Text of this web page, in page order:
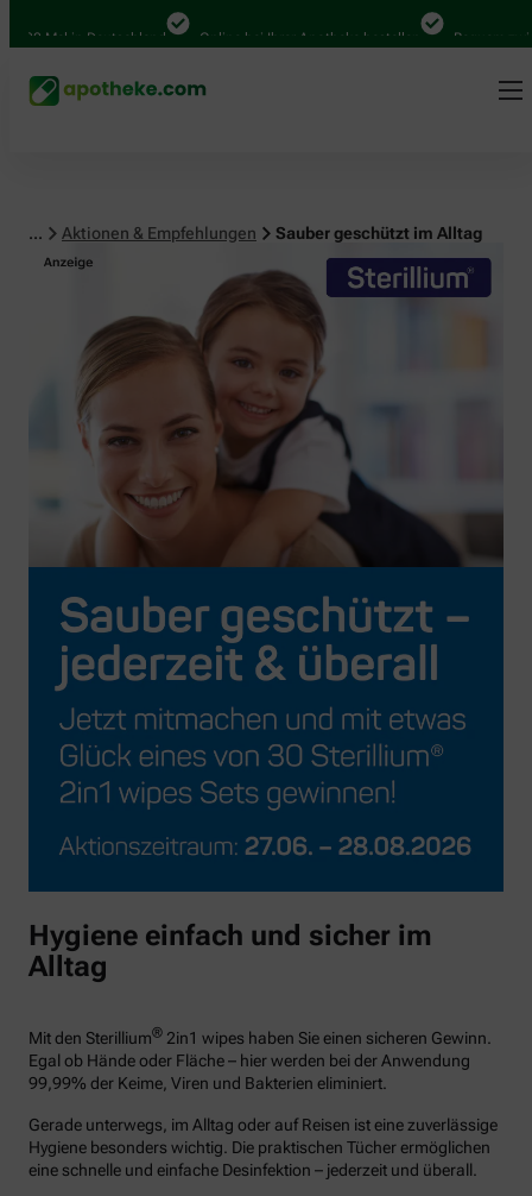
Mal in Deutschland Online bei Ihrer Apotheke bestellen Bequem
... Aktionen & Empfehlungen Sauber geschützt im Alltag
Hygiene einfach und sicher im
Alltag
Mit den Sterillium® 2in1 wipes haben Sie einen sicheren Gewinn.
Egal ob Hände oder Fläche – hier werden bei der Anwendung
99,99% der Keime, Viren und Bakterien eliminiert.
Gerade unterwegs, im Alltag oder auf Reisen ist eine zuverlässige
Hygiene besonders wichtig. Die praktischen Tücher ermöglichen
eine schnelle und einfache Desinfektion – jederzeit und überall.